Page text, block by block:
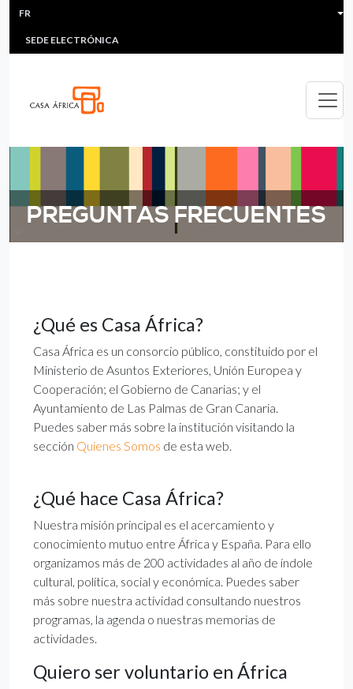
Aller au contenu principal
HEADER MENU
MULTIMEDIA
SEDE ELECTRÓNICA
FR
PREGUNTAS FRECUENTES
¿Qué es Casa África?
Casa África es un consorcio público, constituido por el
Ministerio de Asuntos Exteriores, Unión Europea y
Cooperación; el Gobierno de Canarias; y el
Ayuntamiento de Las Palmas de Gran Canaria.
Puedes saber más sobre la institución visitando la
sección Quienes Somos de esta web.
¿Qué hace Casa África?
Nuestra misión principal es el acercamiento y
conocimiento mutuo entre África y España. Para ello
organizamos más de 200 actividades al año de índole
cultural, política, social y económica. Puedes saber
más sobre nuestra actividad consultando nuestros
programas, la agenda o nuestras memorias de
actividades.
Quiero ser voluntario en África